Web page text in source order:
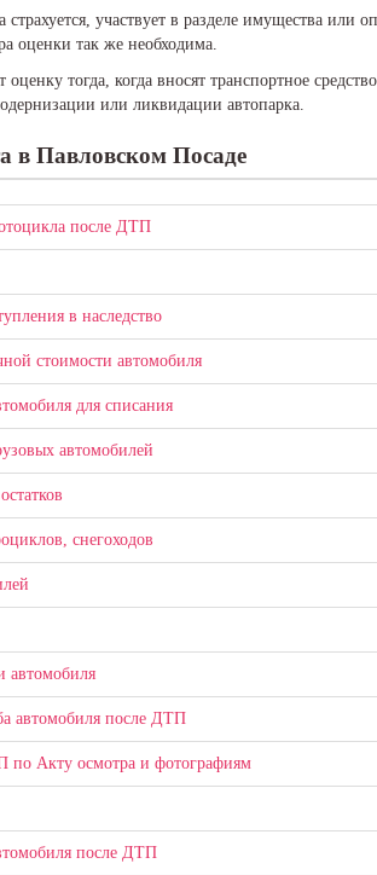
участвует в разделе имущества или
оценки так же необходима.
тогда, когда вносят транспортное
или ликвидации автопарка.
в Павловском Посаде
после ДТП
в наследство
стоимости автомобиля
для списания
автомобилей
снегоходов
автомобиля
автомобиля после ДТП
по Акту осмотра и фотографиям
после ДТП